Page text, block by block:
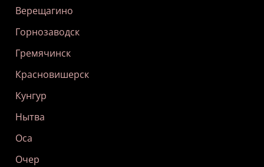
Верещагино
Горнозаводск
Гремячинск
Красновишерск
Кунгур
Нытва
Оса
Очер